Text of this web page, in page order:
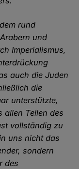
rund
und
Imperialismus,
auch die Juden
die
unterstützte,
allen Teilen des
vollständig zu
uns nicht das
sondern
des